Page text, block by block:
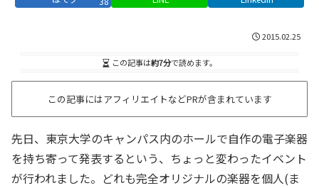
2015.02.25
この記事は約7分で読めます。
この記事にはアフィリエイトなどPRが含まれています
先日、東京大学のキャンパス内のホールで自作の電子楽器
を持ち寄って発表するという、ちょっと変わったイベント
が行われました。どれも完全オリジナルの楽器を個人(ま